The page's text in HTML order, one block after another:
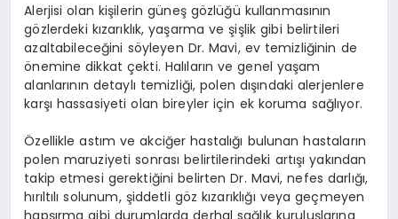
Alerjisi olan kişilerin güneş gözlüğü kullanmasının
gözlerdeki kızarıklık, yaşarma ve şişlik gibi belirtileri
azaltabileceğini söyleyen Dr. Mavi, ev temizliğinin de
önemine dikkat çekti. Halıların ve genel yaşam
alanlarının detaylı temizliği, polen dışındaki alerjenlere
karşı hassasiyeti olan bireyler için ek koruma sağlıyor.
Özellikle astım ve akciğer hastalığı bulunan hastaların
polen maruziyeti sonrası belirtilerindeki artışı yakından
takip etmesi gerektiğini belirten Dr. Mavi, nefes darlığı,
hırıltılı solunum, şiddetli göz kızarıklığı veya geçmeyen
hapşırma gibi durumlarda derhal sağlık kuruluşlarına